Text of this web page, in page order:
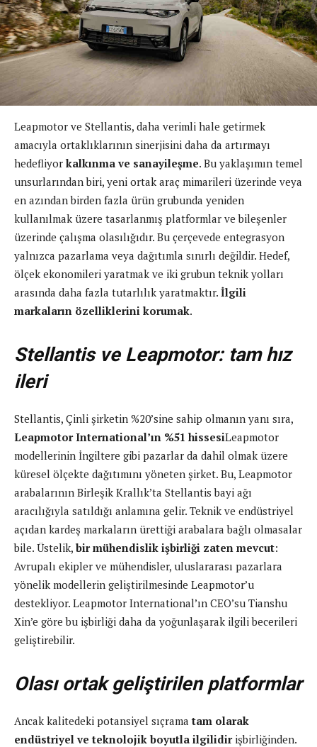
Leapmotor ve Stellantis, daha verimli hale getirmek
amacıyla ortaklıklarının sinerjisini daha da artırmayı
hedefliyor kalkınma ve sanayileşme. Bu yaklaşımın temel
unsurlarından biri, yeni ortak araç mimarileri üzerinde veya
en azından birden fazla ürün grubunda yeniden
kullanılmak üzere tasarlanmış platformlar ve bileşenler
üzerinde çalışma olasılığıdır. Bu çerçevede entegrasyon
yalnızca pazarlama veya dağıtımla sınırlı değildir. Hedef,
ölçek ekonomileri yaratmak ve iki grubun teknik yolları
arasında daha fazla tutarlılık yaratmaktır. İlgili
markaların özelliklerini korumak.
Stellantis ve Leapmotor: tam hız
ileri
Stellantis, Çinli şirketin %20’sine sahip olmanın yanı sıra,
Leapmotor International’ın %51 hissesiLeapmotor
modellerinin İngiltere gibi pazarlar da dahil olmak üzere
küresel ölçekte dağıtımını yöneten şirket. Bu, Leapmotor
arabalarının Birleşik Krallık’ta Stellantis bayi ağı
aracılığıyla satıldığı anlamına gelir. Teknik ve endüstriyel
açıdan kardeş markaların ürettiği arabalara bağlı olmasalar
bile. Üstelik, bir mühendislik işbirliği zaten mevcut:
Avrupalı ​​ekipler ve mühendisler, uluslararası pazarlara
yönelik modellerin geliştirilmesinde Leapmotor’u
destekliyor. Leapmotor International’ın CEO’su Tianshu
Xin’e göre bu işbirliği daha da yoğunlaşarak ilgili becerileri
geliştirebilir.
Olası ortak geliştirilen platformlar
Ancak kalitedeki potansiyel sıçramatam olarak
endüstriyel ve teknolojik boyutla ilgilidirişbirliğinden.